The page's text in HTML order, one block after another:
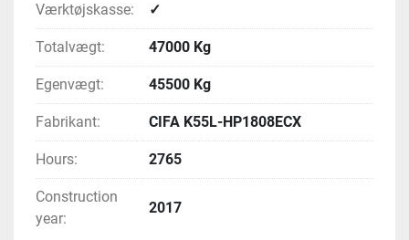
Værktøjskasse: ✓
Totalvægt: 47000 Kg
Egenvægt: 45500 Kg
Fabrikant: CIFA K55L-HP1808ECX
Hours: 2765
Construction
year:
2017